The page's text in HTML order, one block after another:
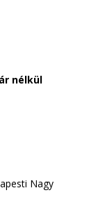
nélkül
Nagy